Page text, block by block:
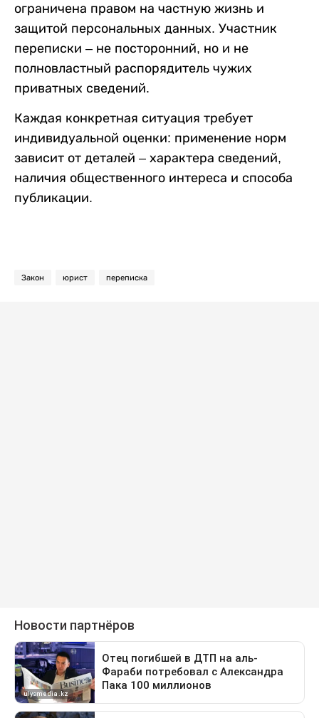
ограничена правом на частную жизнь и
защитой персональных данных. Участник
переписки – не посторонний, но и не
полновластный распорядитель чужих
приватных сведений.
Каждая конкретная ситуация требует
индивидуальной оценки: применение норм
зависит от деталей – характера сведений,
наличия общественного интереса и способа
публикации.
Закон юрист переписка